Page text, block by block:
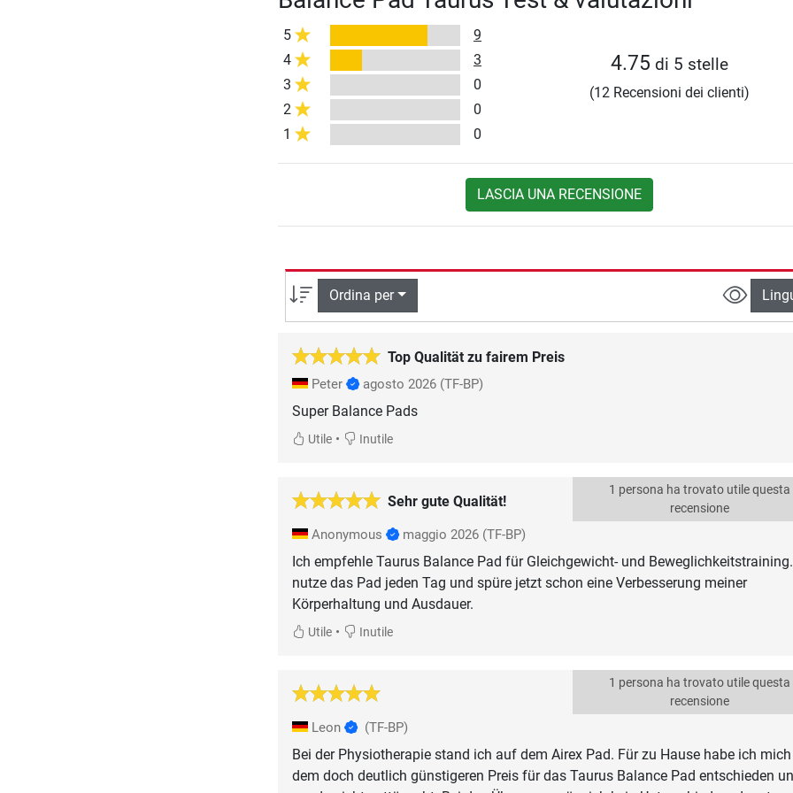
5
9
4
3
3
0
2
0
1
0
4.75 di 5 stelle
(12 Recensioni dei clienti)
LASCIA UNA RECENSIONE
Ordina per
Top Qualität zu fairem Preis
Peter agosto 2026 (TF-BP)
Super Balance Pads
Utile• Inutile
Sehr gute Qualität!
1 persona ha trovato utile questa
recensione
Anonymous maggio 2026 (TF-BP)
Ich empfehle Taurus Balance Pad für Gleichgewicht- und
nutze das Pad jeden Tag und spüre jetzt schon eine Verbesserung meiner
Körperhaltung und Ausdauer.
Utile• Inutile
1 persona ha trovato utile questa
recensione
Leon (TF-BP)
Bei der Physiotherapie stand ich auf dem Airex Pad. Für zu Hause habe ich
dem doch deutlich günstigeren Preis für das Taurus Balance Pad entschieden